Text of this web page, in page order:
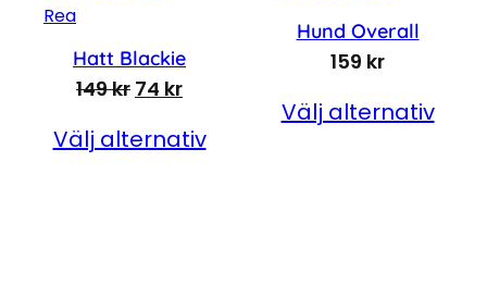
ReaProdukter på rea
Hatt Blackie
149kr Det ursprungliga priset var: 149 kr.
74 krDet nuvarande priset är: 74 kr.
Välj alternativ
Hund Overall
159 kr
Välj alternativ